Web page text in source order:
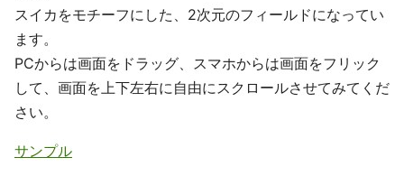
スイカをモチーフにした、2次元のフィールドになってい
ます。
PCからは画面をドラッグ、スマホからは画面をフリック
して、画面を上下左右に自由にスクロールさせてみてくだ
さい。
サンプル